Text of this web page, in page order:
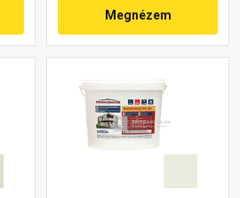
Megnézem